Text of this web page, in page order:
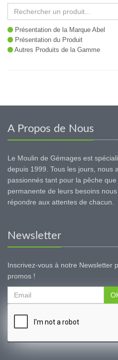
Présentation de la Marque Abel
Présentation du Produit
Autres Produits de la Gamme
A Propos de Nous
Le Moulin de Gémages est
depuis 1999. Tous les jours, nous
passionnés tant pour la pêche
permanente de leurs besoins
répondre aux attentes de chacun.
Newsletter
Inscrivez-vous à notre Newsletter
promos !